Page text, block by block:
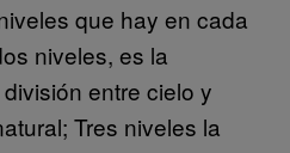
que hay en cada
niveles, es la
entre cielo y
Tres niveles la